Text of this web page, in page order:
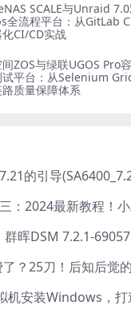
SCALE与Unraid
全流程平台：从GitLab
CI/CD实战
ZOS与绿联UGOS Pro
试平台：从Selenium
质量保障体系
机安装Windows，